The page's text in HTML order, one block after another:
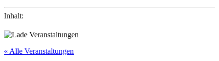
Inhalt:
« Alle Veranstaltungen